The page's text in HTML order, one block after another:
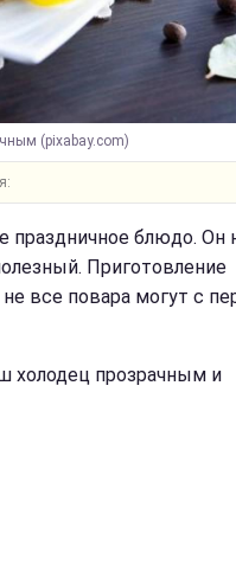
(pixabay.com)
праздничное блюдо. Он
Приготовление
все повара могут с
холодец прозрачным и